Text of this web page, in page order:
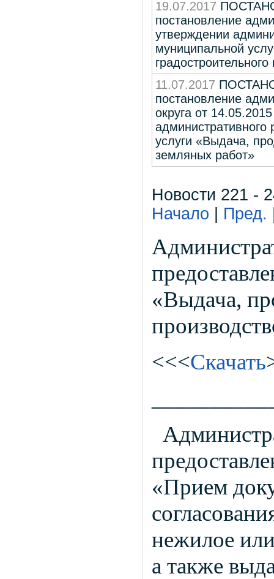
19.07.2017
постановление
утверждении
муниципальной
11.07.2017
постановление
округа от
административного
услуги «Выдача,
земляных работ»
Новости 221 -
Начало
Пред.
«Выдача,
<<<Скачать
«Прием
нежилое
а также